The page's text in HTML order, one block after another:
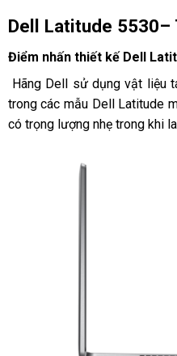
Dell Latitude 5530–
Điểm nhấn thiết kế Dell
Hãng Dell sử dụng vật liệu
trong các mẫu Dell Latitude
có trọng lượng nhẹ trong khi